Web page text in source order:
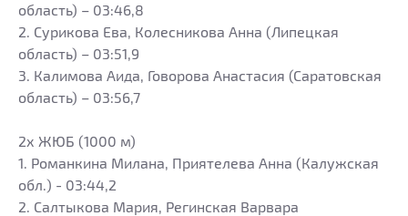
область) – 03:46,8
2. Сурикова Ева, Колесникова Анна (Липецкая
область) – 03:51,9
3. Калимова Аида, Говорова Анастасия (Саратовская
область) – 03:56,7
2х ЖЮБ (1000 м)
1. Романкина Милана, Приятелева Анна (Калужская
обл.) - 03:44,2
2. Салтыкова Мария, Регинская Варвара